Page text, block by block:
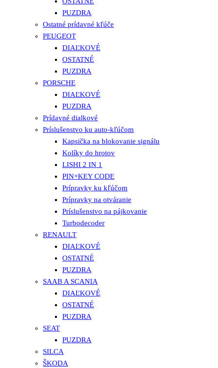
PUZDRA
Ostatné prídavné kľúče
PEUGEOT
DIAĽKOVÉ
OSTATNÉ
PUZDRA
PORSCHE
DIAĽKOVÉ
PUZDRA
Prídavné dialkové
Príslušenstvo ku auto-kľúčom
Kapsička na blokovanie signálu
Kolíky do hrotov
LISHI 2 IN 1
PIN+KEY CODE
Prípravky ku kľúčom
Prípravky na otváranie
Príslušenstvo na pájkovanie
Turbodecoder
RENAULT
DIAĽKOVÉ
OSTATNÉ
PUZDRA
SAAB A SCANIA
DIAĽKOVÉ
OSTATNÉ
PUZDRA
SEAT
PUZDRA
SILCA
ŠKODA